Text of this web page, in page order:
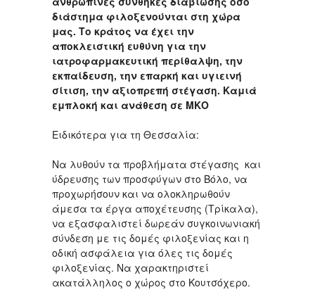
διάστημα φιλοξενούνται στη χώρα
μας. Το κράτος να έχει την
αποκλειστική ευθύνη για την
ιατροφαρμακευτική περίθαλψη, την
εκπαίδευση, την επαρκή και υγιεινή
σίτιση, την αξιοπρεπή στέγαση. Καμιά
εμπλοκή και ανάθεση σε ΜΚΟ
Ειδικότερα για τη Θεσσαλία:
Να λυθούν τα προβλήματα στέγασης και
ύδρευσης των προσφύγων στο Βόλο, να
προχωρήσουν και να ολοκληρωθούν
άμεσα τα έργα αποχέτευσης (Τρίκαλα),
να εξασφαλιστεί δωρεάν συγκοινωνιακή
σύνδεση με τις δομές φιλοξενίας και η
οδική ασφάλεια για όλες τις δομές
φιλοξενίας. Να χαρακτηριστεί
ακατάλληλος ο χώρος στο Κουτσόχερο.